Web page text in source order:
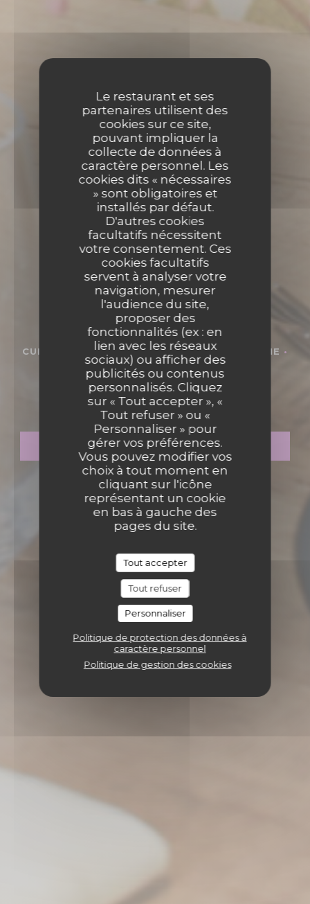
Le restaurant et ses
partenaires utilisent des
cookies sur ce site,
pouvant impliquer la
collecte de données à
caractère personnel. Les
cookies dits « nécessaires
» sont obligatoires et
installés par défaut.
D'autres cookies
facultatifs nécessitent
votre consentement. Ces
cookies facultatifs
servent à analyser votre
navigation, mesurer
l'audience du site,
proposer des
fonctionnalités (ex : en
lien avec les réseaux
sociaux) ou afficher des
publicités ou contenus
personnalisés. Cliquez
sur « Tout accepter », «
Tout refuser » ou «
Personnaliser » pour
gérer vos préférences.
Vous pouvez modifier vos
choix à tout moment en
cliquant sur l'icône
représentant un cookie
en bas à gauche des
pages du site.
Tout accepter
Tout refuser
Personnaliser
Politique de protection des données à
caractère personnel
Politique de gestion des cookies
CUISINE AUTHENTIQUE ET BISTROT MODERNE •
STRASBOURG
Mademoiselle 10
RÉSERVER
MADEMOISELLE 10